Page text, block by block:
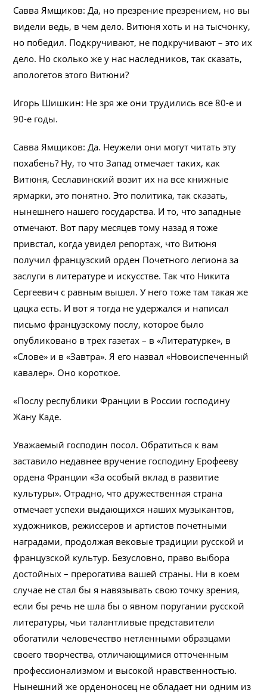
Савва Ямщиков: Да, но презрение презрением, но вы
видели ведь, в чем дело. Витюня хоть и на тысчонку,
но победил. Подкручивают, не подкручивают – это их
дело. Но сколько же у нас наследников, так сказать,
апологетов этого Витюни?
Игорь Шишкин: Не зря же они трудились все 80-е и
90-е годы.
Савва Ямщиков: Да. Неужели они могут читать эту
похабень? Ну, то что Запад отмечает таких, как
Витюня, Сеславинский возит их на все книжные
ярмарки, это понятно. Это политика, так сказать,
нынешнего нашего государства. И то, что западные
отмечают. Вот пару месяцев тому назад я тоже
привстал, когда увидел репортаж, что Витюня
получил французский орден Почетного легиона за
заслуги в литературе и искусстве. Так что Никита
Сергеевич с равным вышел. У него тоже там такая же
цацка есть. И вот я тогда не удержался и написал
письмо французскому послу, которое было
опубликовано в трех газетах – в «Литературке», в
«Слове» и в «Завтра». Я его назвал «Новоиспеченный
кавалер». Оно короткое.
«Послу республики Франции в России господину
Жану Каде.
Уважаемый господин посол. Обратиться к вам
заставило недавнее вручение господину Ерофееву
ордена Франции «За особый вклад в развитие
культуры». Отрадно, что дружественная страна
отмечает успехи выдающихся наших музыкантов,
художников, режиссеров и артистов почетными
наградами, продолжая вековые традиции русской и
французской культур. Безусловно, право выбора
достойных – прерогатива вашей страны. Ни в коем
случае не стал бы я навязывать свою точку зрения,
если бы речь не шла бы о явном поругании русской
литературы, чьи талантливые представители
обогатили человечество нетленными образцами
своего творчества, отличающимися отточенным
профессионализмом и высокой нравственностью.
Нынешний же орденоносец не обладает ни одним из